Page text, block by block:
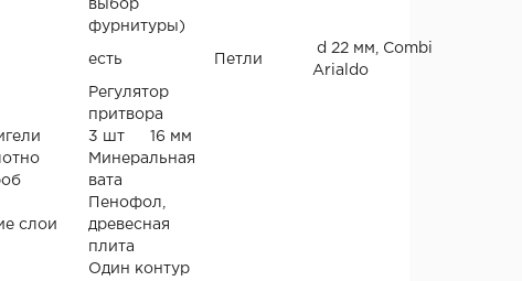
выбор
фурнитуры)
есть Петли
d 22 мм, Combi
Arialdo
Регулятор
притвора
3 шт 16 мм
Минеральная
вата
слои
Пенофол,
древесная
плита
Один контур